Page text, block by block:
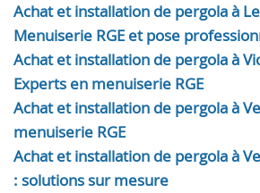
Achat et installation de pergola à
Menuiserie RGE et pose
Achat et installation de pergola à
Experts en menuiserie RGE
Achat et installation de pergola à
menuiserie RGE
Achat et installation de pergola à
: solutions sur mesure